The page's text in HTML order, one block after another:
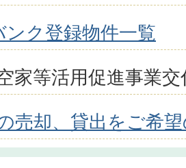
ンク登録物件一覧
家等活用促進事業交
売却、貸出をご希